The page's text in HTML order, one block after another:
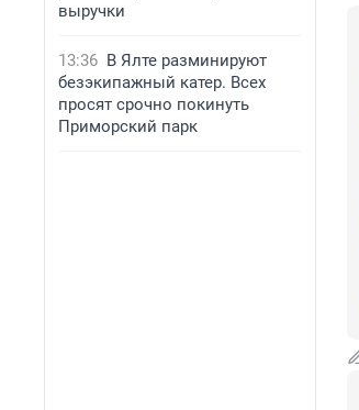
выручки
13:36 В Ялте разминируют
безэкипажный катер. Всех
просят срочно покинуть
Приморский парк